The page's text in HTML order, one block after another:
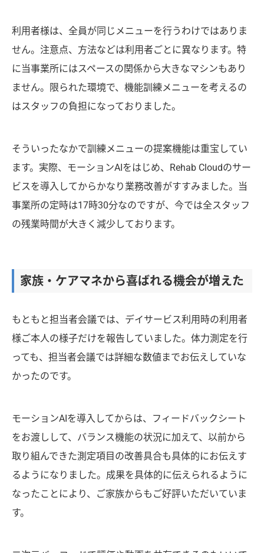
利用者様は、全員が同じメニューを行うわけではありま
せん。注意点、方法などは利用者ごとに異なります。特
に当事業所にはスペースの関係から大きなマシンもあり
ません。限られた環境で、機能訓練メニューを考えるの
はスタッフの負担になっておりました。
そういったなかで訓練メニューの提案機能は重宝してい
ます。実際、モーションAIをはじめ、Rehab Cloudのサー
ビスを導入してからかなり業務改善がすすみました。当
事業所の定時は17時30分なのですが、今では全スタッフ
の残業時間が大きく減少しております。
家族・ケアマネから喜ばれる機会が増えた
もともと担当者会議では、デイサービス利用時の利用者
様ご本人の様子だけを報告していました。体力測定を行
っても、担当者会議では詳細な数値までお伝えしていな
かったのです。
モーションAIを導入してからは、フィードバックシート
をお渡しして、バランス機能の状況に加えて、以前から
取り組んできた測定項目の改善具合も具体的にお伝えす
るようになりました。成果を具体的に伝えられるように
なったことにより、ご家族からもご好評いただいていま
す。